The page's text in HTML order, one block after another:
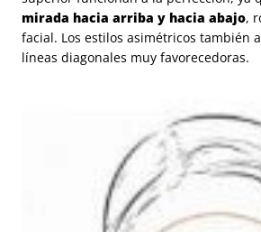
mirada hacia arriba y hacia abajo,
facial. Los estilos asimétricos también
líneas diagonales muy favorecedoras.